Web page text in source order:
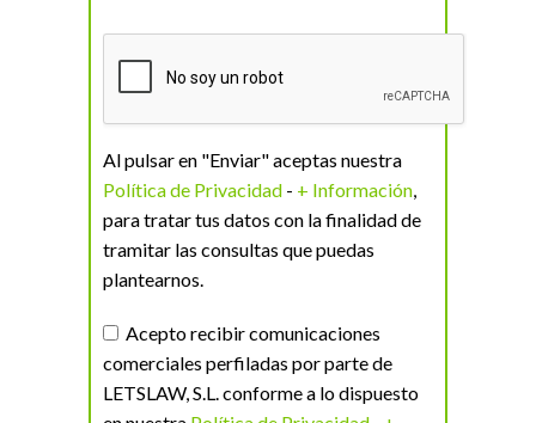
Al pulsar en "Enviar" aceptas nuestra
Política de Privacidad - + Información,
para tratar tus datos con la finalidad de
tramitar las consultas que puedas
plantearnos.
Acepto recibir comunicaciones
comerciales perfiladas por parte de
LETSLAW, S.L. conforme a lo dispuesto